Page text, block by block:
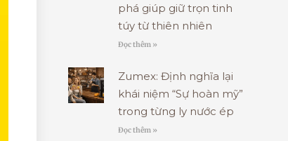
phá giúp giữ trọn tinh
túy từ thiên nhiên
Đọc thêm »
Zumex: Định nghĩa lại
khái niệm “Sự hoàn mỹ”
trong từng ly nước ép
Đọc thêm »